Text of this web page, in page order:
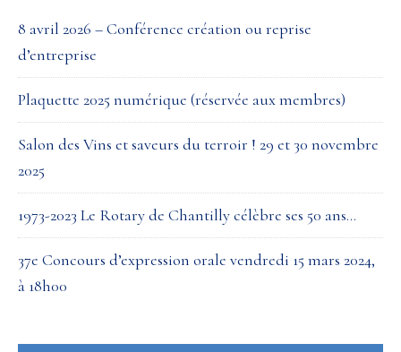
8 avril 2026 – Conférence création ou reprise
d’entreprise
Plaquette 2025 numérique (réservée aux membres)
Salon des Vins et saveurs du terroir ! 29 et 30 novembre
2025
1973-2023 Le Rotary de Chantilly célèbre ses 50 ans…
37e Concours d’expression orale vendredi 15 mars 2024,
à 18h00